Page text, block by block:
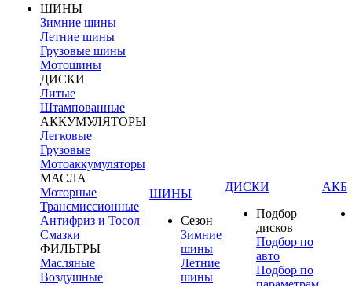
ШИНЫ
Зимние шины
Летние шины
Грузовые шины
Мотошины
ДИСКИ
Литые
Штампованные
АККУМУЛЯТОРЫ
Легковые
Грузовые
Мотоаккумуляторы
МАСЛА
Моторные
Трансмиссионные
Антифриз и Тосол
Смазки
ФИЛЬТРЫ
Масляные
Воздушные
ШИНЫ
Сезон
Зимние
шины
Летние
шины
ДИСКИ
Подбор
дисков
Подбор по
авто
Подбор по
АКБ